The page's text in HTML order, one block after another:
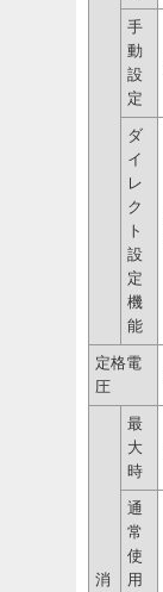
手
動
設
定
ダ
イ
レ
ク
ト
設
定
機
能
定格電
圧
消
最
大
時
通
常
使
用